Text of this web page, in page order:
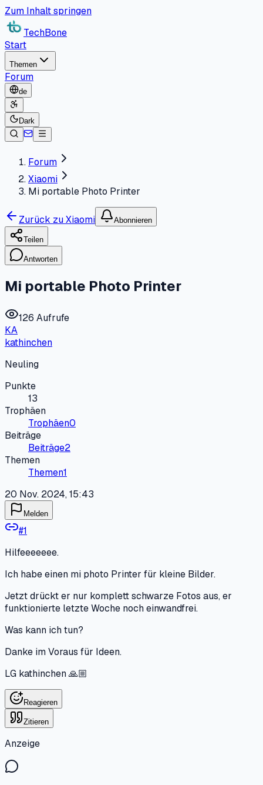
Zum Inhalt springen
TechBone
Start
Themen
Forum
de
Dark
Forum
Xiaomi
Mi portable Photo Printer
Zurück zu Xiaomi Abonnieren
Teilen
Antworten
Mi portable Photo Printer
126 Aufrufe
KA
kathinchen
Neuling
Punkte
13
Trophäen
Trophäen0
Beiträge
Beiträge2
Themen
Themen1
20 Nov. 2024, 15:43
Melden
#1
Hilfeeeeeee.
Ich habe einen mi photo Printer für kleine Bilder.
Jetzt drückt er nur komplett schwarze Fotos aus, er
funktionierte letzte Woche noch einwandfrei.
Was kann ich tun?
Danke im Voraus für Ideen.
LG kathinchen 🙏🏼
Reagieren
Zitieren
Anzeige